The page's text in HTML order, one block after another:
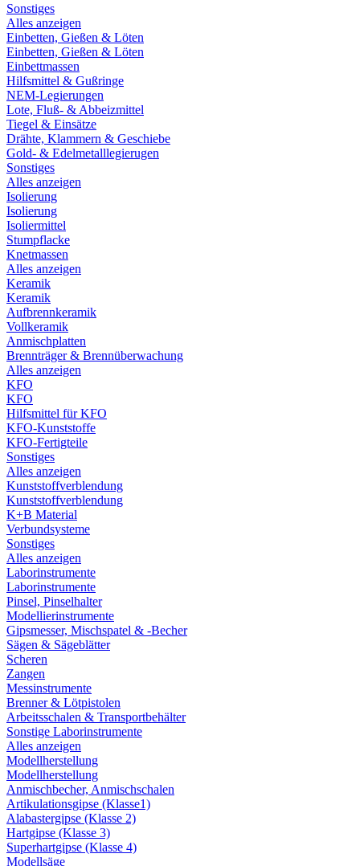
Sonstiges
Alles anzeigen
Einbetten, Gießen & Löten
Einbetten, Gießen & Löten
Einbettmassen
Hilfsmittel & Gußringe
NEM-Legierungen
Lote, Fluß- & Abbeizmittel
Tiegel & Einsätze
Drähte, Klammern & Geschiebe
Gold- & Edelmetalllegierugen
Sonstiges
Alles anzeigen
Isolierung
Isolierung
Isoliermittel
Stumpflacke
Knetmassen
Alles anzeigen
Keramik
Keramik
Aufbrennkeramik
Vollkeramik
Anmischplatten
Brennträger & Brennüberwachung
Alles anzeigen
KFO
KFO
Hilfsmittel für KFO
KFO-Kunststoffe
KFO-Fertigteile
Sonstiges
Alles anzeigen
Kunststoffverblendung
Kunststoffverblendung
K+B Material
Verbundsysteme
Sonstiges
Alles anzeigen
Laborinstrumente
Laborinstrumente
Pinsel, Pinselhalter
Modellierinstrumente
Gipsmesser, Mischspatel & -Becher
Sägen & Sägeblätter
Scheren
Zangen
Messinstrumente
Brenner & Lötpistolen
Arbeitsschalen & Transportbehälter
Sonstige Laborinstrumente
Alles anzeigen
Modellherstellung
Modellherstellung
Anmischbecher, Anmischschalen
Artikulationsgipse (Klasse1)
Alabastergipse (Klasse 2)
Hartgipse (Klasse 3)
Superhartgipse (Klasse 4)
Modellsäge